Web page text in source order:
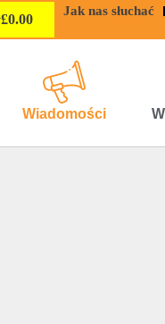
£0.00
Jak nas słuchać
Wiadomości